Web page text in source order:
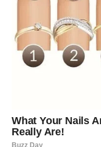
Mnogi smatraju da
Škorpije i Ribe
Bikovi i Jarčevi –
do uspjeha. Njihov
pobjede. Umjesto toga,